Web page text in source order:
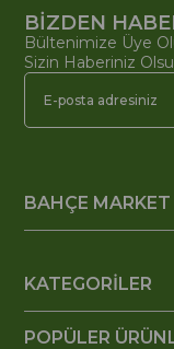
BİZDEN
Bültenimize Üye
Sizin Haberiniz
BAHÇE MARKET
KATEGORİLER
POPÜLER